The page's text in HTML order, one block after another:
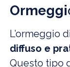
Ormeggi
L’ormeggio
diffuso e
Questo tipo